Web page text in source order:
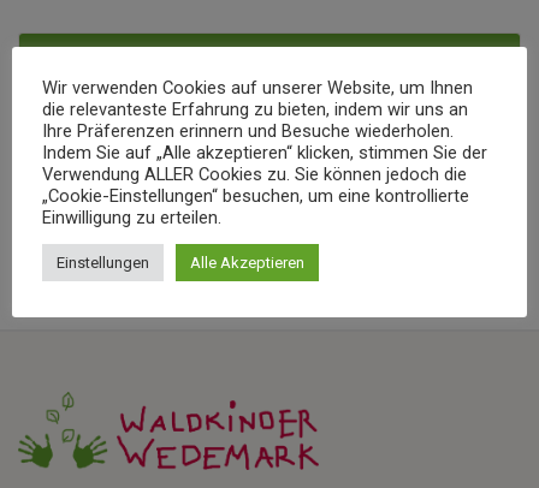
Freitag | 31. Mai 2019
Den ganzen Tag
SAVE EVENT TO CALENDAR
Wir verwenden Cookies auf unserer Website, um Ihnen
die relevanteste Erfahrung zu bieten, indem wir uns an
Ihre Präferenzen erinnern und Besuche wiederholen.
Indem Sie auf „Alle akzeptieren“ klicken, stimmen Sie der
Verwendung ALLER Cookies zu. Sie können jedoch die
„Cookie-Einstellungen“ besuchen, um eine kontrollierte
Einwilligung zu erteilen.
Einstellungen Alle Akzeptieren